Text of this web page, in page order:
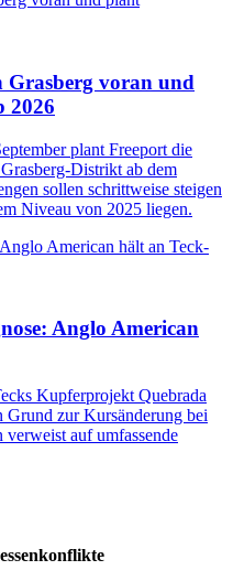
Grasberg voran und
2026
plant Freeport die
Distrikt ab dem
sollen schrittweise steigen
Niveau von 2025 liegen.
Anglo American
Kupferprojekt Quebrada
zur Kursänderung bei
auf umfassende